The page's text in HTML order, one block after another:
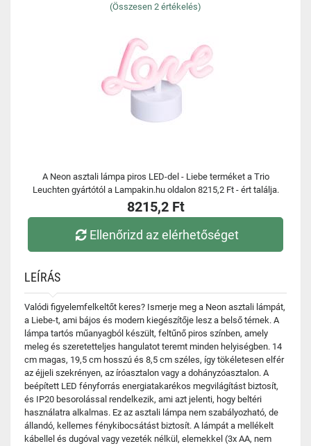
(Összesen 2 értékelés)
A Neon asztali lámpa piros LED-del - Liebe terméket a Trio
Leuchten gyártótól a Lampakin.hu oldalon 8215,2 Ft - ért találja.
8215,2 Ft
Ellenőrizd az elérhetőséget
LEÍRÁS
Valódi figyelemfelkeltőt keres? Ismerje meg a Neon asztali lámpát,
a Liebe-t, ami bájos és modern kiegészítője lesz a belső térnek. A
lámpa tartós műanyagból készült, feltűnő piros színben, amely
meleg és szeretetteljes hangulatot teremt minden helyiségben. 14
cm magas, 19,5 cm hosszú és 8,5 cm széles, így tökéletesen elfér
az éjjeli szekrényen, az íróasztalon vagy a dohányzóasztalon. A
beépített LED fényforrás energiatakarékos megvilágítást biztosít,
és IP20 besorolással rendelkezik, ami azt jelenti, hogy beltéri
használatra alkalmas. Ez az asztali lámpa nem szabályozható, de
állandó, kellemes fénykibocsátást biztosít. A lámpát a mellékelt
kábellel és dugóval vagy vezeték nélkül, elemekkel (3x AA, nem